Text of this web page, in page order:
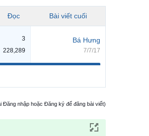
Đọc Bài viết cuối
3
228,289
Bá Hưng
7/7/17
Đăng nhập hoặc Đăng ký để đăng bài viết)